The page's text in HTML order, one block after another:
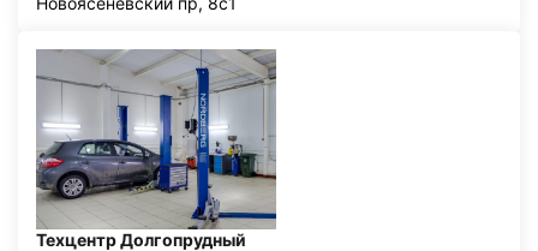
Техцентр Долгопрудный